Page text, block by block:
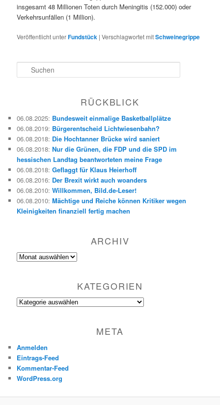
insgesamt 48 Millionen Toten durch Meningitis (152.000) oder
Verkehrsunfällen (1 Million).
Veröffentlicht unterFundstück |Verschlagwortet mitSchweinegrippe
u
RÜCKBLICK
06.08.2025: Bundesweit einmalige Basketballplätze
06.08.2019: Bürgerentscheid Lichtwiesenbahn?
06.08.2018: Die Hochtanner Brücke wird saniert
06.08.2018:Nur die Grünen, die FDP und die SPD im
hessischen Landtag beantworteten meine Frage
06.08.2018:Geflaggt für Klaus Heierhoff
06.08.2016: Der Brexit wirkt auch woanders
06.08.2010:Willkommen, Bild.de-Leser!
06.08.2010:Mächtige und Reiche können Kritiker wegen
Kleinigkeiten finanziell fertig machen
ARCHIV
Archiv
KATEGORIEN
Kategorien
META
Anmelden
Eintrags-Feed
Kommentar-Feed
WordPress.org